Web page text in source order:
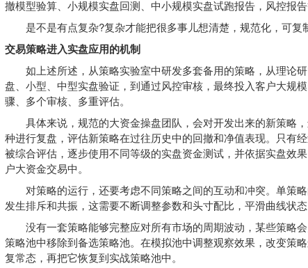
撤模型验算、小规模实盘回测、中小规模实盘试跑报告，风控报告
是不是有点复杂?复杂才能把很多事儿想清楚，规范化，可复
交易策略进入实盘应用的机制
如上述所述，从策略实验室中研发多套备用的策略，从理论
盘、小型、中型实盘验证，到通过风控审核，最终投入客户大规
骤、多个审核、多重评估。
具体来说，规范的大资金操盘团队，会对开发出来的新策略
种进行复盘，评估新策略在过往历史中的回撤和净值表现。只有
被综合评估，逐步使用不同等级的实盘资金测试，并依据实盘效
户大资金交易中。
对策略的运行，还要考虑不同策略之间的互动和冲突。单策
发生排斥和共振，这需要不断调整参数和头寸配比，平滑曲线状态
没有一套策略能够完整应对所有市场的周期波动，某些策略
策略池中移除到备选策略池。在模拟池中调整观察效果，改变策
复常态，再把它恢复到实战策略池中。